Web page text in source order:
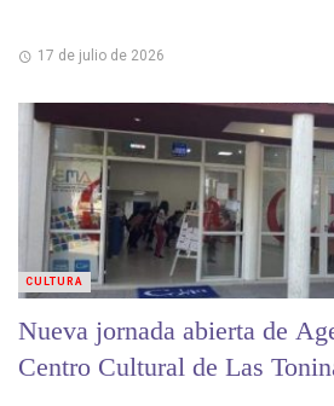
17 de julio de 2026
Nueva jornada abierta de
Centro Cultural de Las
CULTURA